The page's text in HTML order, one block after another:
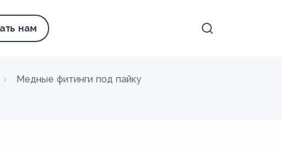
нам
Медные фитинги под пайку